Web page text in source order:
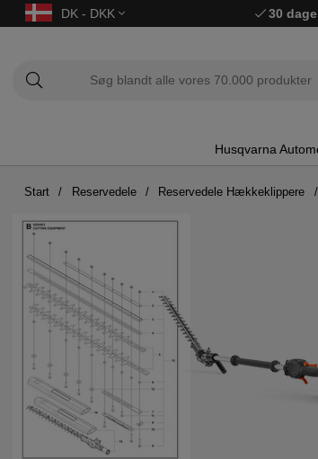
DK - DKK 30
Husqvarna
Start Reservedele Reservedele Hækkeklippere